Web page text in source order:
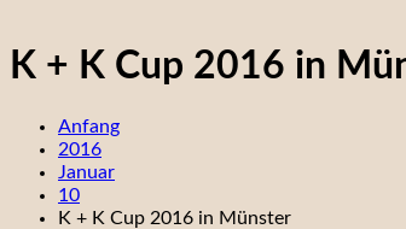
K + K Cup 2016 in
Anfang
2016
Januar
10
K + K Cup 2016 in Münster